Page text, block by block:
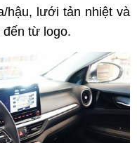
hậu, lưới tản nhiệt và
từ logo.